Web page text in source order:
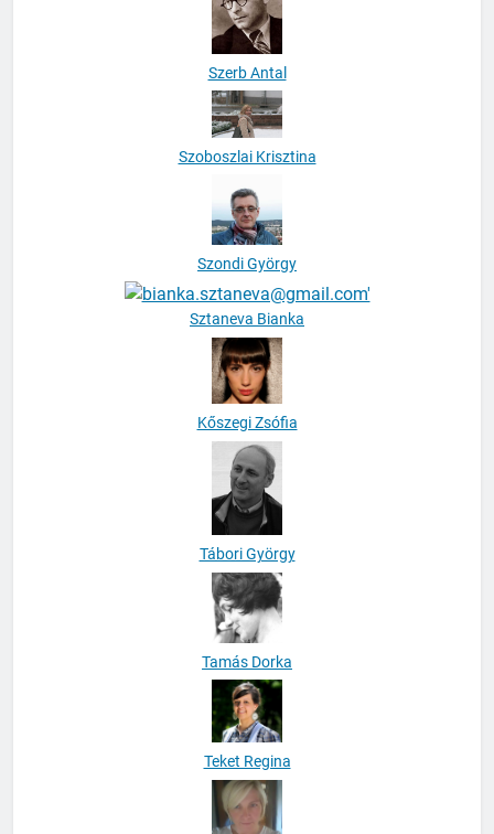
Szerb Antal
Sztaneva Bianka
Kőszegi Zsófia
Tábori György
Tamás Dorka
Teket Regina